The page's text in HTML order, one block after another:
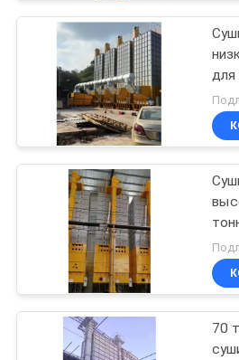
цвета
оптической
сортировки
машина
для
70